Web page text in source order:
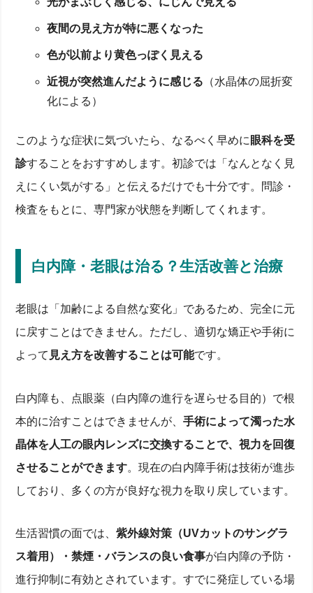
夜間の見え方が特に悪くなった
色が以前より黄色っぽく見える
近視が突然進んだように感じる （水晶体の屈折変
化による）
このような症状に気づいたら、なるべく早めに 眼科を受
診することをおすすめします。初診では「なんとなく見
えにくい気がする」と伝えるだけでも十分です。問診・
検査をもとに、専門家が状態を判断してくれます。
白内障・老眼は治る？生活改善と治療
老眼は「加齢による自然な変化」であるため、完全に元
に戻すことはできません。ただし、適切な矯正や手術に
よって 見え方を改善することは可能です。
白内障も、点眼薬（白内障の進行を遅らせる目的）で根
本的に治すことはできませんが、手術によって濁った水
晶体を人工の眼内レンズに交換することで、視力を回復
させることができます。現在の白内障手術は技術が進歩
しており、多くの方が良好な視力を取り戻しています。
生活習慣の面では、紫外線対策（UVカットのサングラ
ス着用）・禁煙・バランスの良い食事が白内障の予防・
進行抑制に有効とされています。すでに発症している場
手術後に老眼鏡が必要になるケースと度数の選び方
老眼・白内障を同時に治す最新治療法と老眼手術費用
老眼手術費用の目安と保険適用
レーシック・多焦点眼内レンズなど治療法の比較
日帰り手術という選択肢
メガネ・コンタクトレンズ・眼内レンズの違いと選び
方
コンタクトレンズで焦点を補正する方法
眼内レンズ挿入のメリット・デメリット
クリニック選びと予約・診療時間のコツ
診療時間・手術時間のスケジュール感